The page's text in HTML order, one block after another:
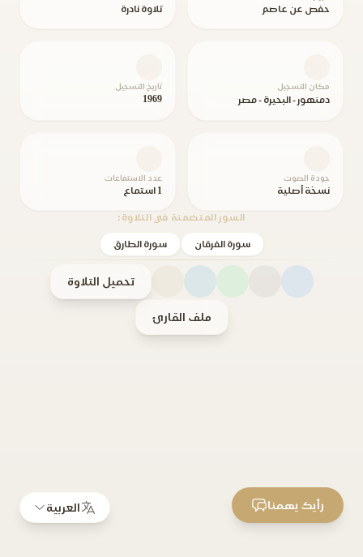
حفص عن عاصم تلاوة نادرة
مكان التسجيل
دمنهور - البحيرة - مصر
تاريخ التسجيل
1969
جودة الصوت
نسخة أصلية
عدد الاستماعات
1 استماع
السور المتضمنة في التلاوة:
سورة الفرقان سورة الطارق
تحميل التلاوة
ملف القارئ
العربية رأيك يهمنا